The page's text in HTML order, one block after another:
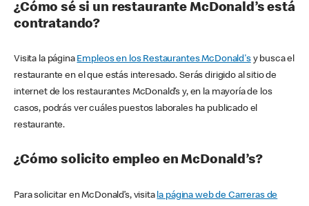
¿Cómo sé si un restaurante McDonald’s está
contratando?
Visita la página Empleos en los Restaurantes McDonald'sy busca el
restaurante en el que estás interesado. Serás dirigido al sitio de
internet de los restaurantes McDonald’s y, en la mayoría de los
casos, podrás ver cuáles puestos laborales ha publicado el
restaurante.
¿Cómo solicito empleo en McDonald’s?
Para solicitar en McDonald’s, visita la página web de Carreras de